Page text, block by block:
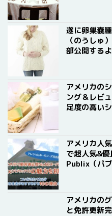
遂に卵巣嚢
（のうしゅ
部公開するよ
アメリカの
ング＆レビ
足度の高い
アメリカ人
で超人気&
Publix（パ
アメリカの
と免許更新完